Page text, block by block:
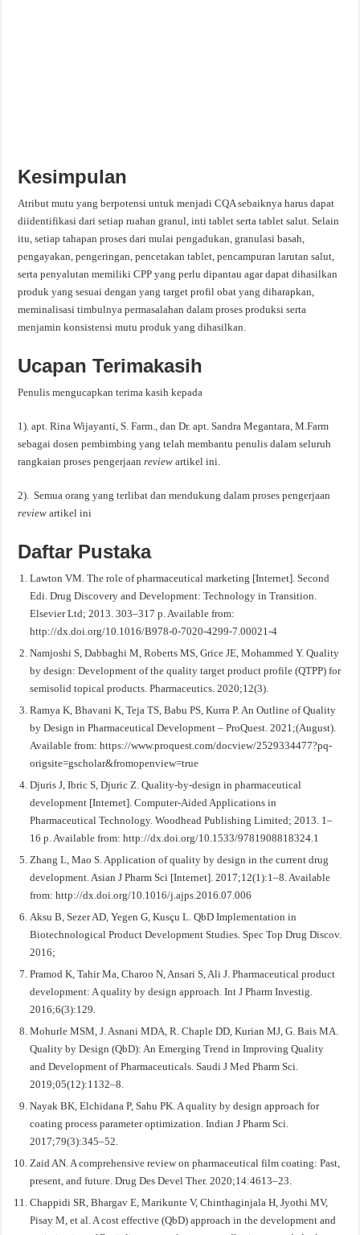
Kesimpulan
Atribut mutu yang berpotensi untuk menjadi CQA sebaiknya harus dapat
diidentifikasi dari setiap ruahan granul, inti tablet serta tablet salut. Selain
itu, setiap tahapan proses dari mulai pengadukan, granulasi basah,
pengayakan, pengeringan, pencetakan tablet, pencampuran larutan salut,
serta penyalutan memiliki CPP yang perlu dipantau agar dapat dihasilkan
produk yang sesuai dengan yang target profil obat yang diharapkan,
meminalisasi timbulnya permasalahan dalam proses produksi serta
menjamin konsistensi mutu produk yang dihasilkan.
Ucapan Terimakasih
Penulis mengucapkan terima kasih kepada
1). apt. Rina Wijayanti, S. Farm., dan Dr. apt. Sandra Megantara, M.Farm
sebagai dosen pembimbing yang telah membantu penulis dalam seluruh
rangkaian proses pengerjaanreview artikel ini.
2). Semua orang yang terlibat dan mendukung dalam proses pengerjaan
review artikel ini
Daftar Pustaka
Lawton VM. The role of pharmaceutical marketing [Internet]. Second
Edi. Drug Discovery and Development: Technology in Transition.
Elsevier Ltd; 2013. 303–317 p. Available from:
http://dx.doi.org/10.1016/B978-0-7020-4299-7.00021-4
Namjoshi S, Dabbaghi M, Roberts MS, Grice JE, Mohammed Y. Quality
by design: Development of the quality target product profile (QTPP) for
semisolid topical products. Pharmaceutics. 2020;12(3).
Ramya K, Bhavani K, Teja TS, Babu PS, Kurra P. An Outline of Quality
by Design in Pharmaceutical Development – ProQuest. 2021;(August).
Available from: https://www.proquest.com/docview/2529334477?pq-
origsite=gscholar&fromopenview=true
Djuris J, Ibric S, Djuric Z. Quality-by-design in pharmaceutical
development [Internet]. Computer-Aided Applications in
Pharmaceutical Technology. Woodhead Publishing Limited; 2013. 1–
16 p. Available from: http://dx.doi.org/10.1533/9781908818324.1
Zhang L, Mao S. Application of quality by design in the current drug
development. Asian J Pharm Sci [Internet]. 2017;12(1):1–8. Available
from: http://dx.doi.org/10.1016/j.ajps.2016.07.006
Aksu B, Sezer AD, Yegen G, Kusçu L. QbD Implementation in
Biotechnological Product Development Studies. Spec Top Drug Discov.
2016;
Pramod K, Tahir Ma, Charoo N, Ansari S, Ali J. Pharmaceutical product
development: A quality by design approach. Int J Pharm Investig.
2016;6(3):129.
Mohurle MSM, J. Asnani MDA, R. Chaple DD, Kurian MJ, G. Bais MA.
Quality by Design (QbD): An Emerging Trend in Improving Quality
and Development of Pharmaceuticals. Saudi J Med Pharm Sci.
2019;05(12):1132–8.
Nayak BK, Elchidana P, Sahu PK. A quality by design approach for
coating process parameter optimization. Indian J Pharm Sci.
2017;79(3):345–52.
Zaid AN. A comprehensive review on pharmaceutical film coating: Past,
present, and future. Drug Des Devel Ther. 2020;14:4613–23.
Chappidi SR, Bhargav E, Marikunte V, Chinthaginjala H, Jyothi MV,
Pisay M, et al. A cost effective (QbD) approach in the development and